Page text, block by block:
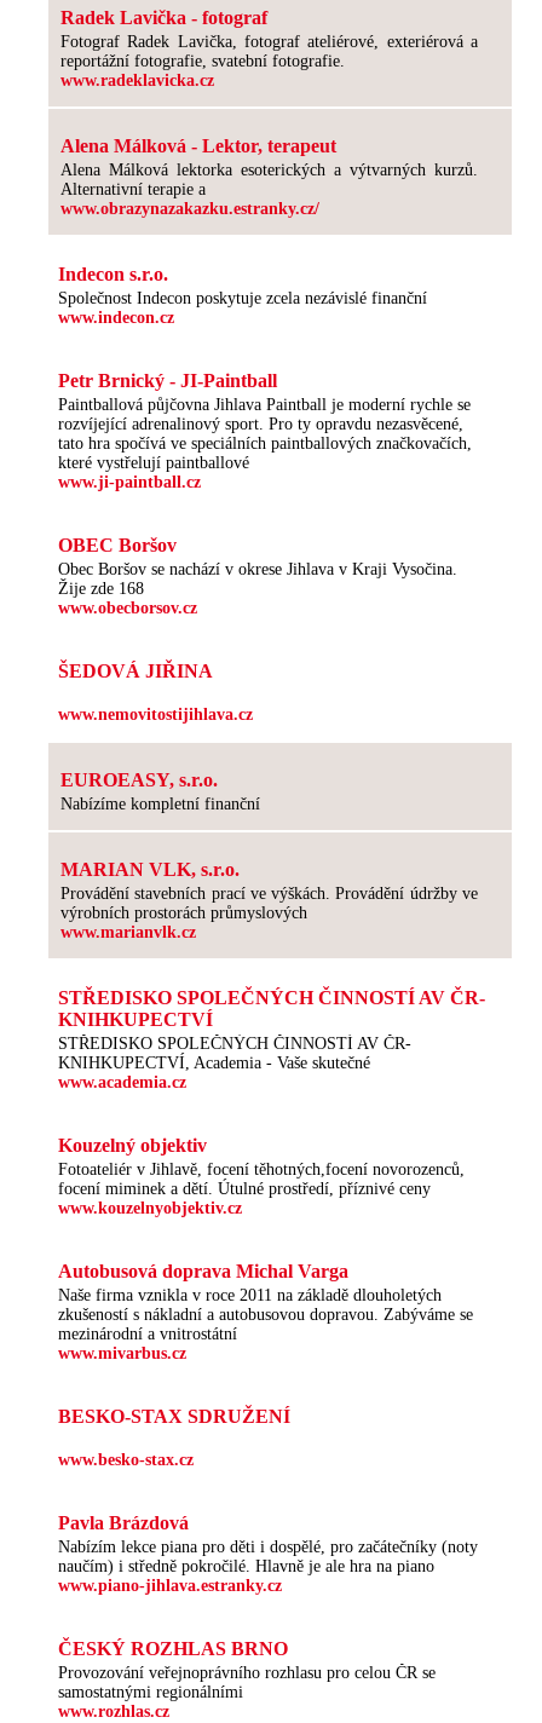
Radek Lavička - fotograf
Fotograf Radek Lavička, fotograf ateliérové, exteriérová a
reportážní fotografie, svatební fotografie.
www.radeklavicka.cz
Alena Málková - Lektor, terapeut
Alena Málková lektorka esoterických a výtvarných kurzů.
Alternativní terapie a
www.obrazynazakazku.estranky.cz/
Indecon s.r.o.
Společnost Indecon poskytuje zcela nezávislé finanční
www.indecon.cz
Petr Brnický - JI-Paintball
Paintballová půjčovna Jihlava Paintball je moderní rychle se
rozvíjející adrenalinový sport. Pro ty opravdu nezasvěcené,
tato hra spočívá ve speciálních paintballových značkovačích,
které vystřelují paintballové
www.ji-paintball.cz
OBEC Boršov
Obec Boršov se nachází v okrese Jihlava v Kraji Vysočina.
Žije zde 168
www.obecborsov.cz
ŠEDOVÁ JIŘINA
www.nemovitostijihlava.cz
EUROEASY, s.r.o.
Nabízíme kompletní finanční
MARIAN VLK, s.r.o.
Provádění stavebních prací ve výškách. Provádění údržby ve
výrobních prostorách průmyslových
www.marianvlk.cz
STŘEDISKO SPOLEČNÝCH ČINNOSTÍ AV ČR-
KNIHKUPECTVÍ
STŘEDISKO SPOLEČNÝCH ČINNOSTÍ AV ČR-
KNIHKUPECTVÍ, Academia - Vaše skutečné
www.academia.cz
Kouzelný objektiv
Fotoateliér v Jihlavě, focení těhotných,focení novorozenců,
focení miminek a dětí. Útulné prostředí, příznivé ceny
www.kouzelnyobjektiv.cz
Autobusová doprava Michal Varga
Naše firma vznikla v roce 2011 na základě dlouholetých
zkušeností s nákladní a autobusovou dopravou. Zabýváme se
mezinárodní a vnitrostátní
www.mivarbus.cz
BESKO-STAX SDRUŽENÍ
www.besko-stax.cz
Pavla Brázdová
Nabízím lekce piana pro děti i dospělé, pro začátečníky (noty
naučím) i středně pokročilé. Hlavně je ale hra na piano
www.piano-jihlava.estranky.cz
ČESKÝ ROZHLAS BRNO
Provozování veřejnoprávního rozhlasu pro celou ČR se
samostatnými regionálními
www.rozhlas.cz